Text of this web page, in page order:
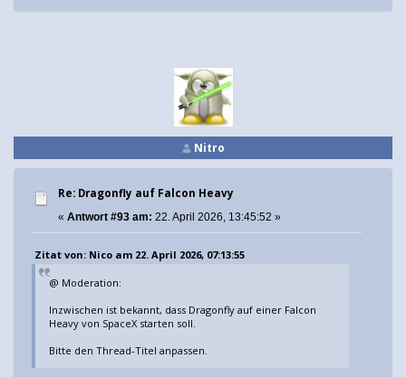
Nitro
Re: Dragonfly auf Falcon Heavy
« Antwort #93 am: 22. April 2026, 13:45:52 »
Zitat von: Nico am 22. April 2026, 07:13:55
@ Moderation:
Inzwischen ist bekannt, dass Dragonfly auf einer Falcon
Heavy von SpaceX starten soll.
Bitte den Thread-Titel anpassen.